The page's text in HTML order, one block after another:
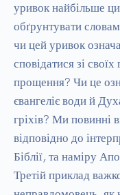
уривок найбільше
обґрунтувати
чи цей уривок
сповідатися зі
прощення? Чи це
євангеліє води й
гріхів? Ми повинні
відповідно до
Біблії, та наміру
Третій приклад